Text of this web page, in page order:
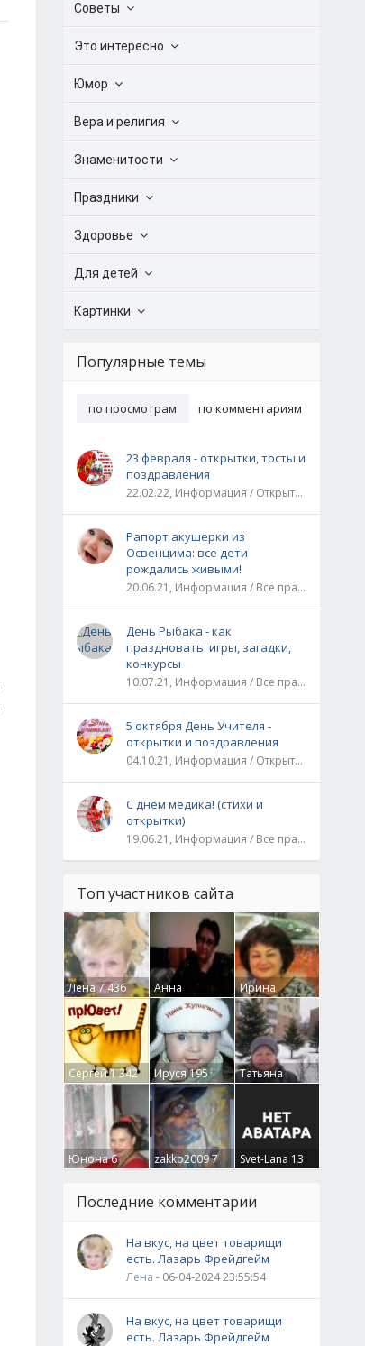
Советы
Это интересно
Юмор
Вера и религия
Знаменитости
Праздники
Здоровье
Для детей
Картинки
Популярные темы
по просмотрам по комментариям
23 февраля - открытки, тосты и
поздравления
22.02.22, Информация / Открытки / Все праздники
Рапорт акушерки из
Освенцима: все дети
рождались живыми!
20.06.21, Информация / Все праздники / Рассказы и истории
День Рыбака - как
праздновать: игры, загадки,
конкурсы
10.07.21, Информация / Все праздники
5 октября День Учителя -
открытки и поздравления
04.10.21, Информация / Открытки / Все праздники
С днем медика! (стихи и
открытки)
19.06.21, Информация / Все праздники
Топ участников сайта
Лена7 436
Анна
Гумлевая0
Ирина
Бруцкая41
Сергей1 342 Ируся195
Татьяна
Крючкова0
Юнона6 zakko20097 Svet-Lana 13
Последние комментарии
На вкус, на цвет товарищи
есть. Лазарь Фрейдгейм
Лена - 06-04-2024 23:55:54
На вкус, на цвет товарищи
есть. Лазарь Фрейдгейм